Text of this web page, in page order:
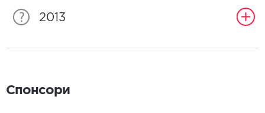
2013
Спонсори